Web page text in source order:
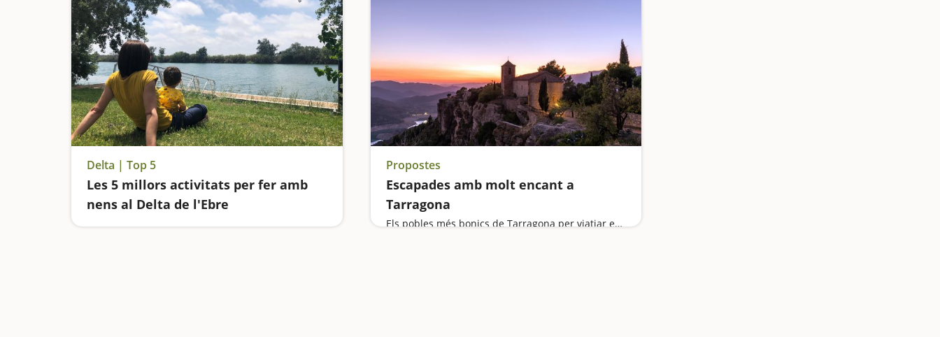
Delta | Top 5
Les 5 millors activitats per fer amb
nens al Delta de l'Ebre
Propostes
Escapades amb molt encant a
Tarragona
Els pobles més bonics de Tarragona per viatjar en família